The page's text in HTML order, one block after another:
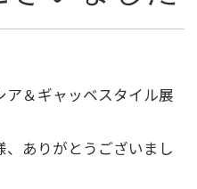
＆ギャッベスタイル展
ありがとうございまし